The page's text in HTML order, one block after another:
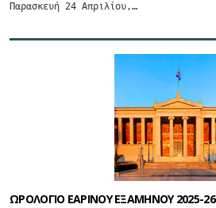
Παρασκευή 24 Απριλίου,…
ΩΡΟΛΟΓΙΟ ΕΑΡΙΝΟΥ ΕΞΑΜΗΝΟΥ 2025-26